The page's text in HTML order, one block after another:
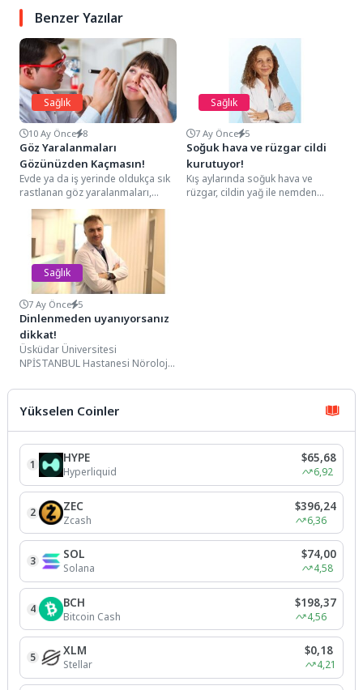
Benzer Yazılar
Sağlık
10 Ay Önce 8
Göz Yaralanmaları
Gözünüzden Kaçmasın!
Evde ya da iş yerinde oldukça sık
rastlanan göz yaralanmaları,
çoğu zaman suyla yıkayarak
geçiştirdiğimiz...
Sağlık
7 Ay Önce 5
Soğuk hava ve rüzgar cildi
kurutuyor!
Kış aylarında soğuk hava ve
rüzgar, cildin yağ ile nemden
Sağlık
7 Ay Önce 5
Dinlenmeden uyanıyorsanız
dikkat!
Üsküdar Üniversitesi
NPİSTANBUL Hastanesi Nöroloji
bozuklukları tanısında kullanılan
testler ve...
Yükselen Coinler
1 HYPE
Hyperliquid
$65,68
6,92
2 ZEC
Zcash
$396,24
6,36
3 SOL
Solana
$74,00
4,58
4 BCH
Bitcoin Cash
$198,37
4,56
5 XLM
Stellar
$0,18
4,21